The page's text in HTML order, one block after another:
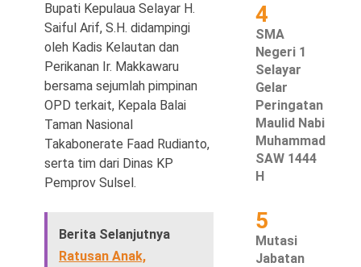
Bupati Kepulaua Selayar H.
Saiful Arif, S.H. didampingi
oleh Kadis Kelautan dan
Perikanan Ir. Makkawaru
bersama sejumlah pimpinan
OPD terkait, Kepala Balai
Taman Nasional
Takabonerate Faad Rudianto,
serta tim dari Dinas KP
Pemprov Sulsel.
Berita Selanjutnya
Ratusan Anak,
4
SMA
Negeri 1
Selayar
Gelar
Peringatan
Maulid Nabi
Muhammad
SAW 1444
H
5
Mutasi
Jabatan